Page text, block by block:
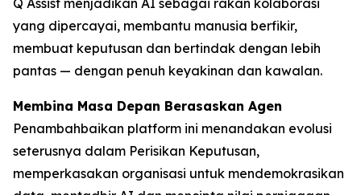
Q Assist menjadikan AI sebagai rakan kolaborasi
yang dipercayai, membantu manusia berfikir,
membuat keputusan dan bertindak dengan lebih
pantas — dengan penuh keyakinan dan kawalan.
Membina Masa Depan Berasaskan Agen
Penambahbaikan platform ini menandakan evolusi
seterusnya dalam Perisikan Keputusan,
memperkasakan organisasi untuk mendemokrasikan